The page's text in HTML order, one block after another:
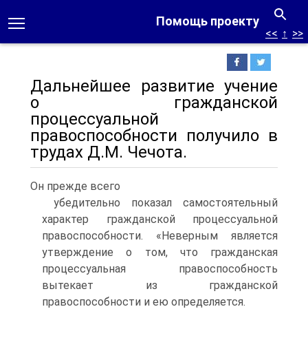
Помощь проекту
<< ↑ >>
Дальнейшее развитие учение
о гражданской
процессуальной
правоспособности получило в
трудах Д.М. Чечота.
Он прежде всего
убедительно показал самостоятельный
характер гражданской процессуальной
правоспособности. «Неверным является
утверждение о том, что гражданская
процессуальная правоспособность
вытекает из гражданской
правоспособности и ею определяется.